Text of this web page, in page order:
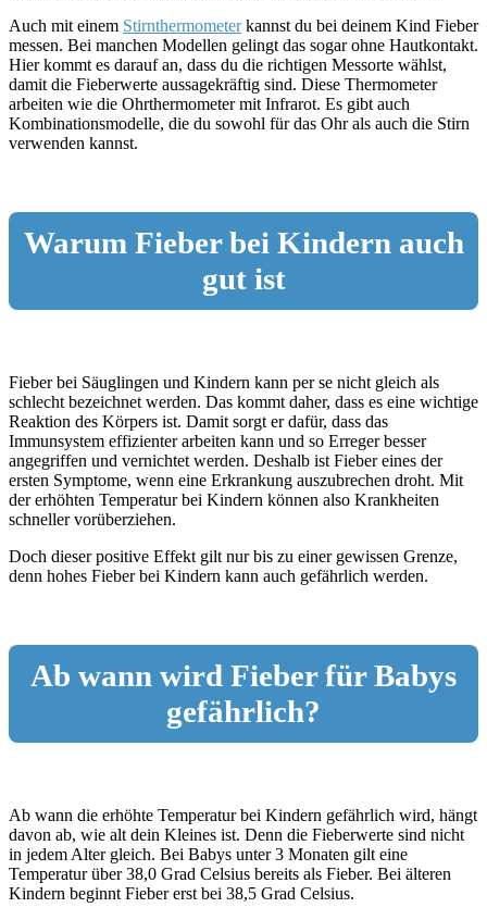
Auch mit einem Stirnthermometerkannst du bei deinem Kind Fieber
messen. Bei manchen Modellen gelingt das sogar ohne Hautkontakt.
Hier kommt es darauf an, dass du die richtigen Messorte wählst,
damit die Fieberwerte aussagekräftig sind. Diese Thermometer
arbeiten wie die Ohrthermometer mit Infrarot. Es gibt auch
Kombinationsmodelle, die du sowohl für das Ohr als auch die Stirn
verwenden kannst.
Warum Fieber bei Kindern auch
gut ist
Fieber bei Säuglingen und Kindern kann per se nicht gleich als
schlecht bezeichnet werden. Das kommt daher, dass es eine wichtige
Reaktion des Körpers ist. Damit sorgt er dafür, dass das
Immunsystem effizienter arbeiten kann und so Erreger besser
angegriffen und vernichtet werden. Deshalb ist Fieber eines der
ersten Symptome, wenn eine Erkrankung auszubrechen droht. Mit
der erhöhten Temperatur bei Kindern können also Krankheiten
schneller vorüberziehen.
Doch dieser positive Effekt gilt nur bis zu einer gewissen Grenze,
denn hohes Fieber bei Kindern kann auch gefährlich werden.
Ab wann wird Fieber für Babys
gefährlich?
Ab wann die erhöhte Temperatur bei Kindern gefährlich wird, hängt
davon ab, wie alt dein Kleines ist. Denn die Fieberwerte sind nicht
in jedem Alter gleich. Bei Babys unter 3 Monaten gilt eine
Temperatur über 38,0 Grad Celsius bereits als Fieber. Bei älteren
Kindern beginnt Fieber erst bei 38,5 Grad Celsius.